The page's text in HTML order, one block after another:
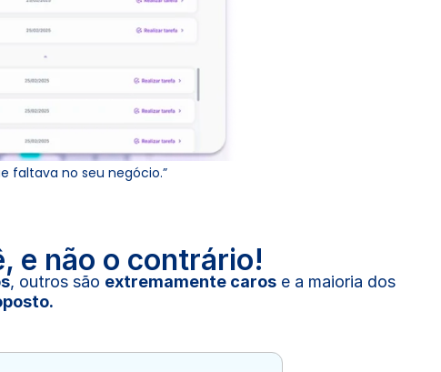
faltava no seu negócio.”
e não o contrário!
, outros são extremamente caros e a maioria dos